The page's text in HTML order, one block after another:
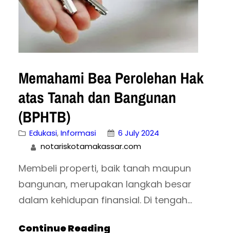
Memahami Bea Perolehan Hak
atas Tanah dan Bangunan
(BPHTB)
Edukasi, Informasi
6 July 2024
notariskotamakassar.com
Membeli properti, baik tanah maupun
bangunan, merupakan langkah besar
dalam kehidupan finansial. Di tengah
Continue Reading